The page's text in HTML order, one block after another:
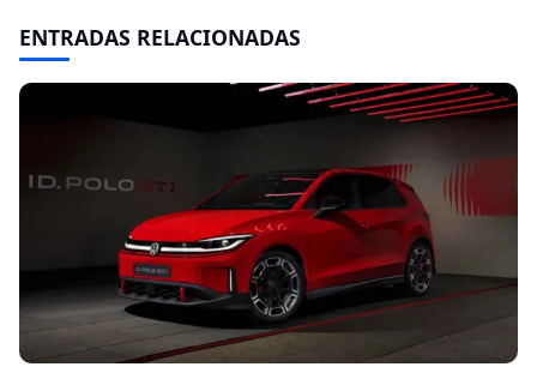
ENTRADAS RELACIONADAS